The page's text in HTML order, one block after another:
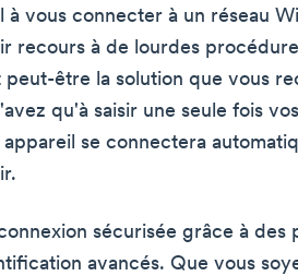
à vous connecter à un réseau
recours à de lourdes
peut-être la solution que vous
qu'à saisir une seule fois
se connectera
sécurisée grâce à des
avancés. Que vous